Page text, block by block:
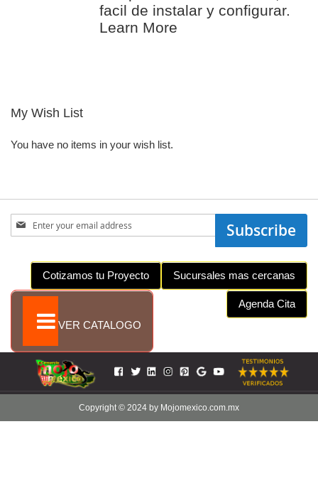
facil de instalar y configurar.
Learn More
My Wish List
You have no items in your wish list.
Sign
Up
Newsletter:
Subscribe
Sucursales mas cercanas
Cotizamos tu Proyecto
Agenda Cita
VER CATALOGO
Copyright © 2024 by Mojomexico.com.mx